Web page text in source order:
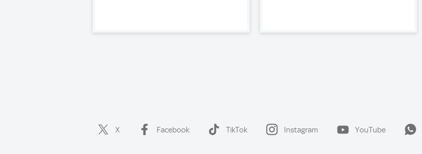
X Facebook TikTok Instagram YouTube